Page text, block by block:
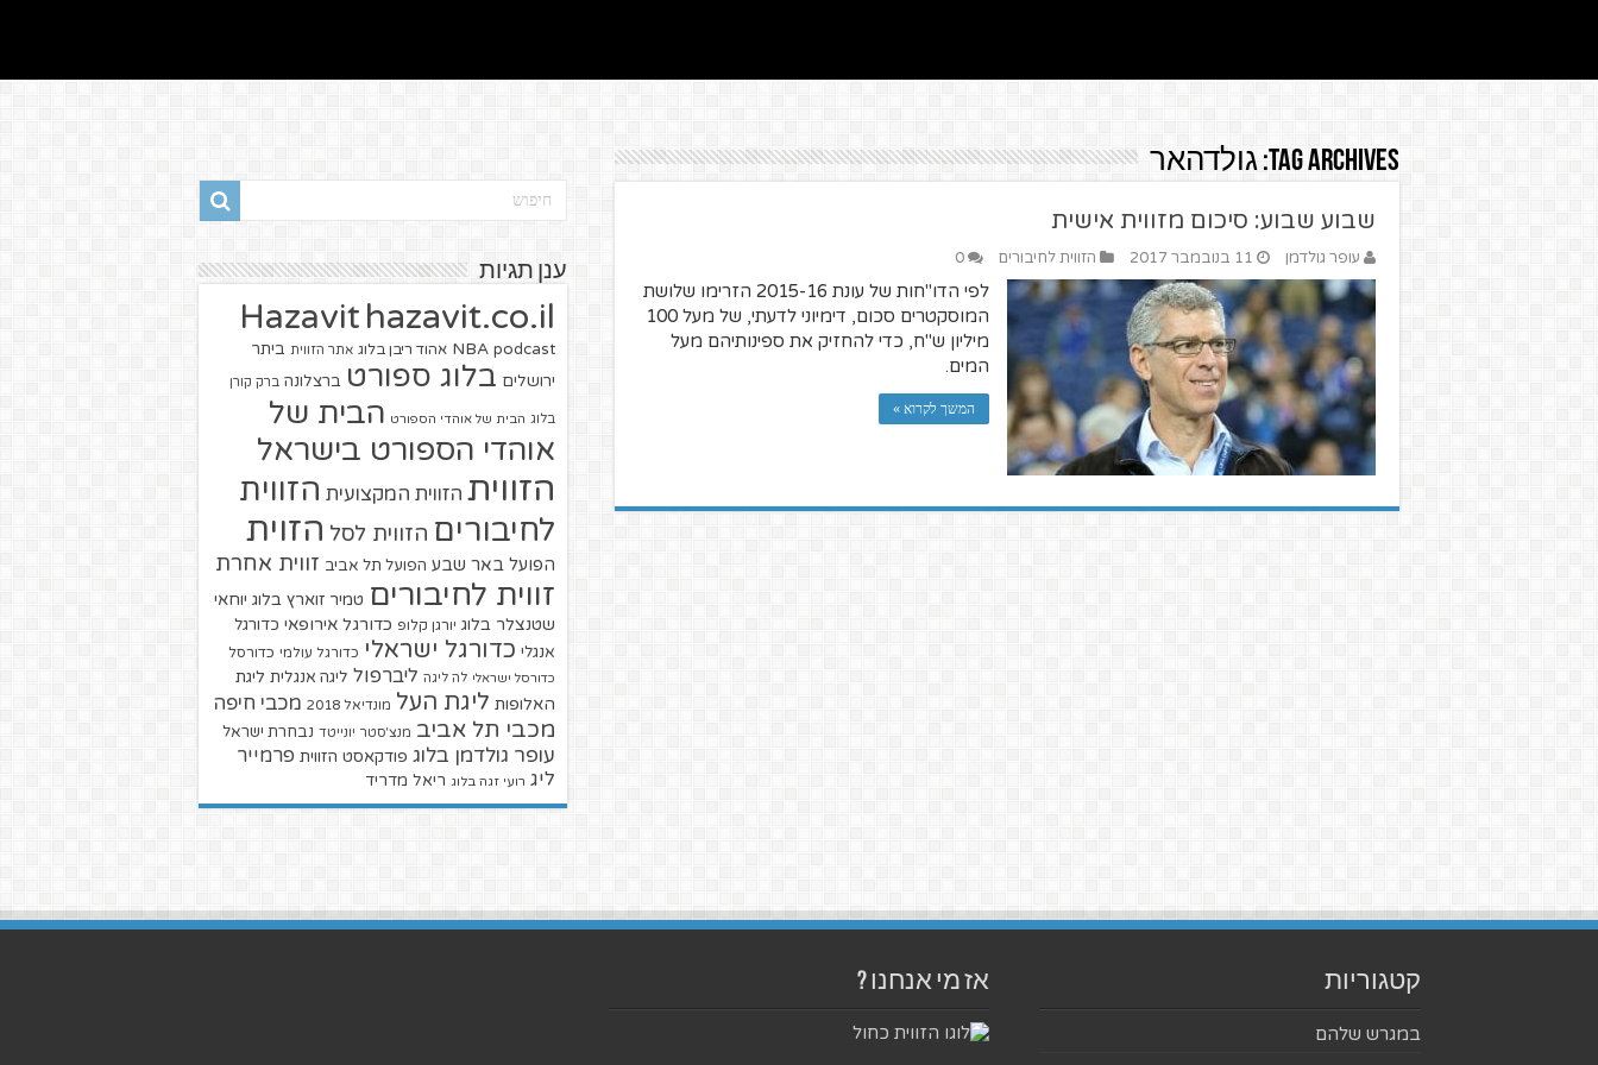
Tag Archives: גולדהאר
שבוע שבוע: סיכום מזווית אישית
עופר גולדמן 11 בנובמבר 2017 הזווית לחיבורים 0
לפי הדו"חות של עונת 2015-16 הזרימו שלושת
המוסקטרים סכום, דימיוני לדעתי, של מעל 100
מיליון ש"ח, כדי להחזיק את ספינותיהם מעל
המים.
המשך לקרוא »
ענן תגיות
Hazavit hazavit.co.il
NBA podcast אהוד ריבן בלוג אתר הזווית ביתר
ירושלים בלוג ספורט ברצלונה ברק קורן
בלוג הבית של אוהדי הספורט הבית של
אוהדי הספורט בישראל
הזווית הזווית המקצועית הזווית
לחיבורים הזווית לסל הזוית
הפועל באר שבע הפועל תל אביב זווית אחרת
זווית לחיבורים טמיר זוארץ בלוג יוחאי
שטנצלר בלוג יורגן קלופ כדורגל אירופאי כדורגל
אנגלי כדורגל ישראלי כדורגל עולמי כדורסל
כדורסל ישראלי לה ליגה ליברפול ליגה אנגלית ליגת
האלופות ליגת העל מונדיאל 2018 מכבי חיפה
מכבי תל אביב מנצ'סטר יונייטד נבחרת ישראל
עופר גולדמן בלוג פודקאסט הזווית פרמייר
ליג רועי זגה בלוג ריאל מדריד
קטגוריות
במגרש שלהם
אז מי אנחנו ?